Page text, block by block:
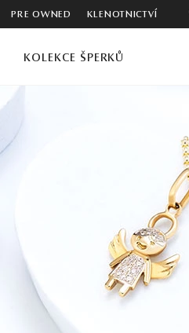
PRE OWNED KLENOTNICTVÍ
KOLEKCE ŠPERKŮ